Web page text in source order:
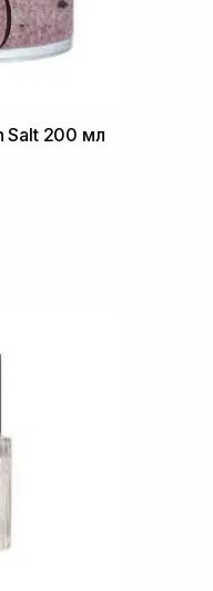
Salt 200 мл